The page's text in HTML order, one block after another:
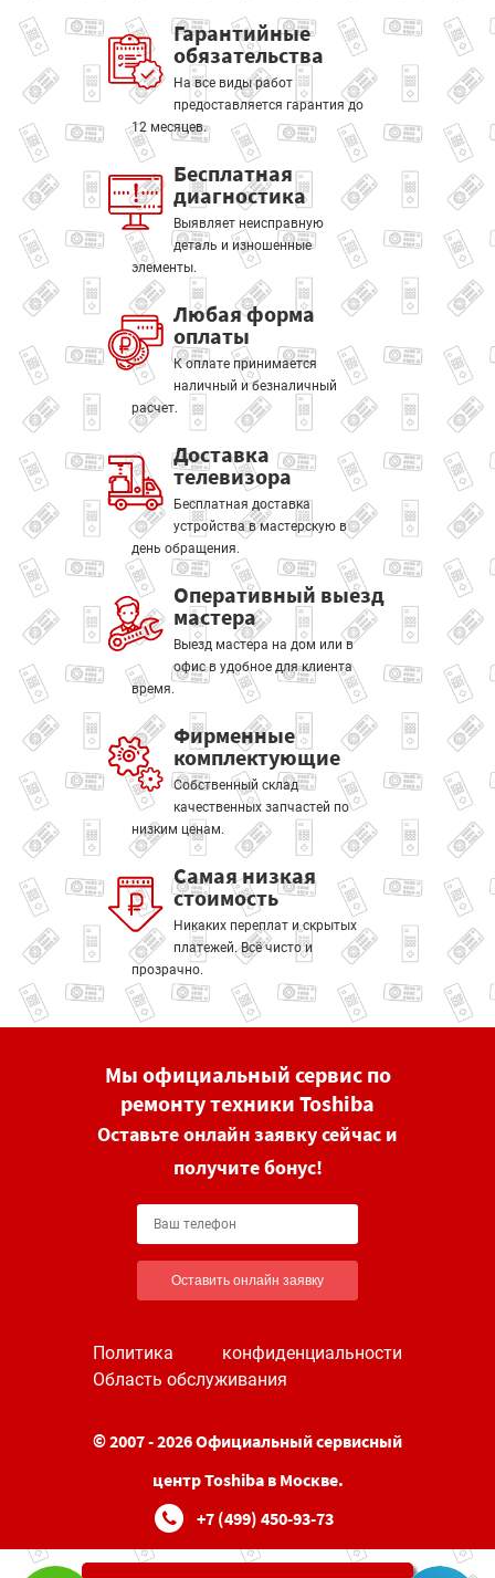
Гарантийные
обязательства
На все виды работ
предоставляется гарантия до
12 месяцев.
Бесплатная
диагностика
Выявляет неисправную
деталь и изношенные
элементы.
Любая форма
оплаты
К оплате принимается
наличный и безналичный
расчет.
Доставка
телевизора
Бесплатная доставка
устройства в мастерскую в
день обращения.
Оперативный выезд
мастера
Выезд мастера на дом или в
офис в удобное для клиента
время.
Фирменные
комплектующие
Собственный склад
качественных запчастей по
низким ценам.
Самая низкая
стоимость
Никаких переплат и скрытых
платежей. Всё чисто и
прозрачно.
Мы официальный сервис по
ремонту техники Toshiba
Оставьте онлайн заявку сейчас и
получите бонус!
Оставить онлайн заявку
Политика конфиденциальности
Область обслуживания
© 2007 - 2026 Официальный сервисный
центр Toshiba в Москве.
+7 (499) 450-93-73